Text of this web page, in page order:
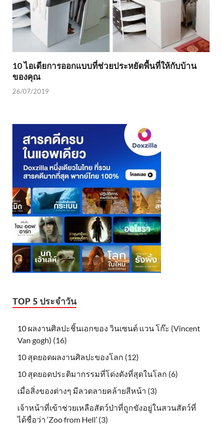
10 ไอเดียการออกแบบที่ช่วยประหยัดพื้นที่ให้กับบ้าน
ของคุณ
26/07/2019
TOP 5 ประจำวัน
10 ผลงานศิลปะชิ้นเอกของ วินเซนต์ แวน โก๊ะ (Vincent
Van gogh) (16)
10 สุดยอดผลงานศิลปะของโลก (12)
10 สุดยอดประติมากรรมที่โด่งดังที่สุดในโลก (6)
เมื่อสิ่งของต่างๆ มีลวดลายคล้ายสีหน้า (3)
เจ้าหน้าที่เข้าช่วยเหลือสัตว์ป่าที่ถูกขังอยู่ในสวนสัตว์ที่
ได้ชื่อว่า ‘Zoo from Hell’ (3)